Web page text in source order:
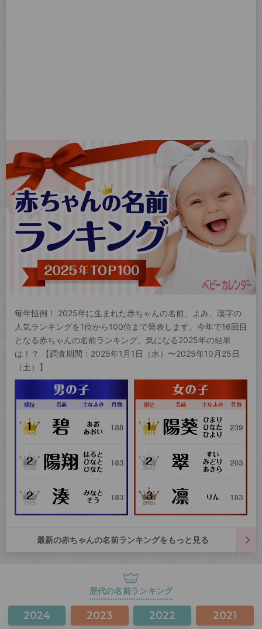
毎年恒例！ 2025年に生まれた赤ちゃんの名前、よみ、漢字の
人気ランキングを1位から100位まで発表します。今年で16回目
となる赤ちゃんの名前ランキング。気になる2025年の結果
は！？ 【調査期間：2025年1月1日（水）〜2025年10月25日
（土）】
最新の赤ちゃんの名前ランキングをもっと見る
歴代の名前ランキング
2024 2023 2022 2021